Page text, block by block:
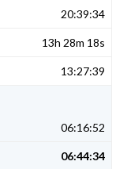
20:39:34
13h 28m 18s
13:27:39
06:16:52
06:44:34